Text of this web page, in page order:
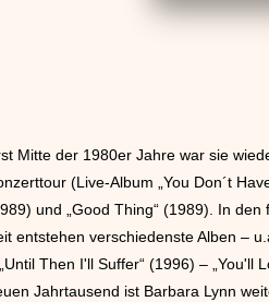
Mitte der 1980er Jahre war sie
(Live-Album „You Don´t
und „Good Thing“ (1989). In
entstehen verschiedenste Alben –
Then I'll Suffer“ (1996) – „You'll
Jahrtausend ist Barbara Lynn